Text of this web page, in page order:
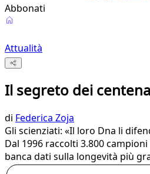
Abbonati
Attualità
Il segreto dei
di Federica Zoja
Gli scienziati: «Il loro Dna li
Dal 1996 raccolti 3.800
banca dati sulla longevità più